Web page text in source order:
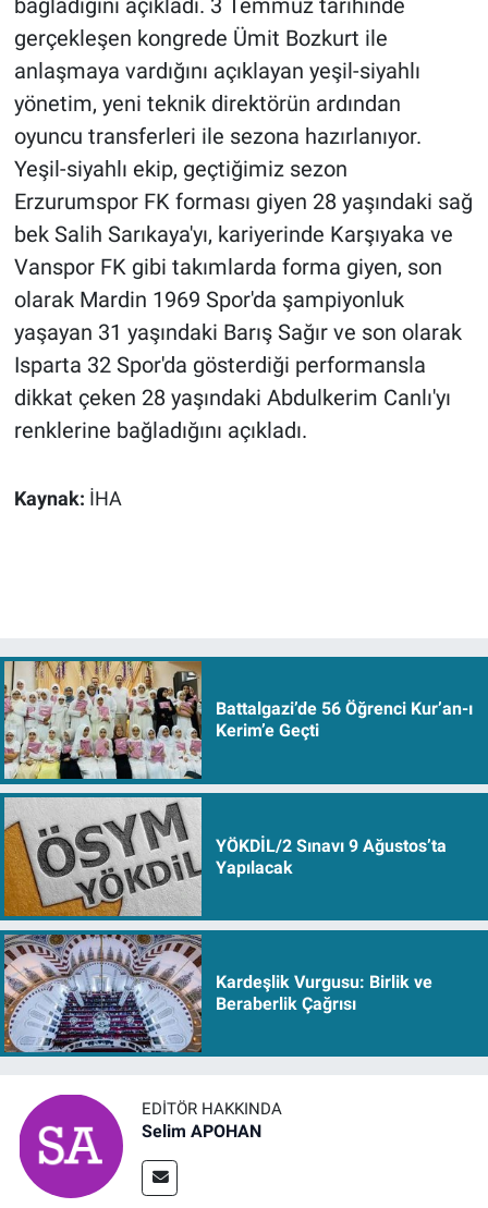
bağladığını açıkladı. 3 Temmuz tarihinde
gerçekleşen kongrede Ümit Bozkurt ile
anlaşmaya vardığını açıklayan yeşil-siyahlı
yönetim, yeni teknik direktörün ardından
oyuncu transferleri ile sezona hazırlanıyor.
Yeşil-siyahlı ekip, geçtiğimiz sezon
Erzurumspor FK forması giyen 28 yaşındaki sağ
bek Salih Sarıkaya'yı, kariyerinde Karşıyaka ve
Vanspor FK gibi takımlarda forma giyen, son
olarak Mardin 1969 Spor'da şampiyonluk
yaşayan 31 yaşındaki Barış Sağır ve son olarak
Isparta 32 Spor'da gösterdiği performansla
dikkat çeken 28 yaşındaki Abdulkerim Canlı'yı
renklerine bağladığını açıkladı.
Kaynak: İHA
Battalgazi’de 56 Öğrenci Kur’an-ı
Kerim’e Geçti
YÖKDİL/2 Sınavı 9 Ağustos’ta
Yapılacak
Kardeşlik Vurgusu: Birlik ve
Beraberlik Çağrısı
EDITÖR HAKKINDA
Selim APOHAN